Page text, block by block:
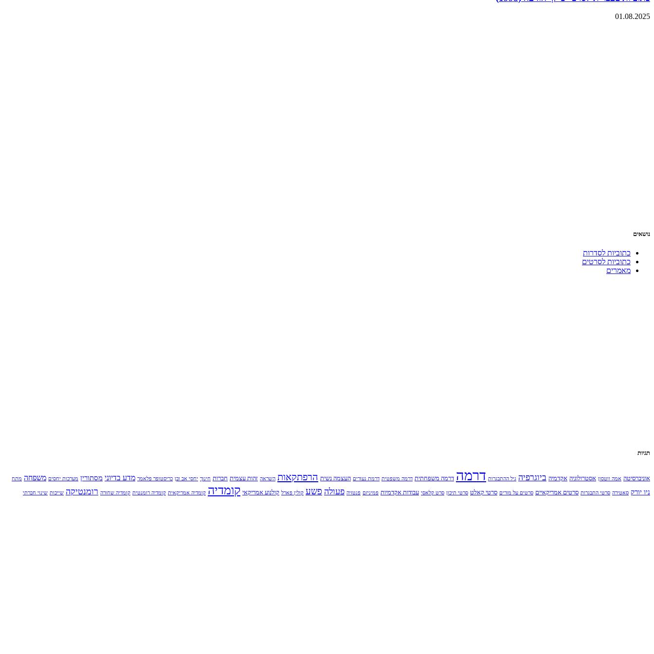
01.08.2025
נושאים
כתוביות לסדרות
כתוביות לסרטים
מאמרים
תגיות
אוניברסיטה אמה ווטסון אסטרולוגיה אקדמיה ביוגרפיה גיל ההתבגרות דרמה דרמה משפחתית דרמה משפטית דרמת נעורים העצמה נשית הרפתקאות השראה זהות עצמית חברות חינוך יחסי אב ובן כריסטופר פלאמר מדע בדיוני מסתורין מערכות יחסים משפחה מתח
ניו יורק סאטירה סרטי התבגרות סרטים אמריקאיים סרטים על מורים סרטי קאלט סרטי תיכון סרט קלאסי עבודות אקדמיות פמיניזם פנטזיה פעולה פשע קולין פארל קולנוע אמריקאי קומדיה קומדיה אמריקאית קומדיה רומנטית קומדיה שחורה רומנטיקה שייכות שינוי חברתי